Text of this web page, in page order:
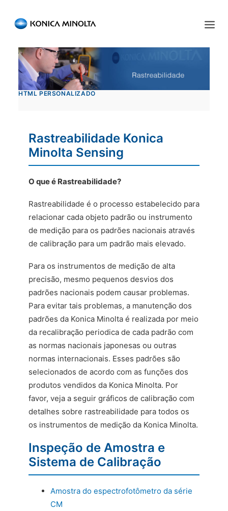
ENGLISH ESPAÑOL PORTUGUESE
INÍCIO
PRODUTOS
INDÚSTRIA
RECURSOS
QUEM SOMOS
FALE CONOSCO
HTML PERSONALIZADO
Rastreabilidade Konica
Minolta Sensing
O que é Rastreabilidade?
Rastreabilidade é o processo estabelecido para
relacionar cada objeto padrão ou instrumento
de medição para os padrões nacionais através
de calibração para um padrão mais elevado.
Para os instrumentos de medição de alta
precisão, mesmo pequenos desvios dos
padrões nacionais podem causar problemas.
Para evitar tais problemas, a manutenção dos
padrões da Konica Minolta é realizada por meio
da recalibração periodica de cada padrão com
as normas nacionais japonesas ou outras
normas internacionais. Esses padrões são
selecionados de acordo com as funções dos
produtos vendidos da Konica Minolta. Por
favor, veja a seguir gráficos de calibração com
detalhes sobre rastreabilidade para todos os
os instrumentos de medição da Konica Minolta.
Inspeção de Amostra e
Sistema de Calibração
Amostra do espectrofotômetro da série
CM